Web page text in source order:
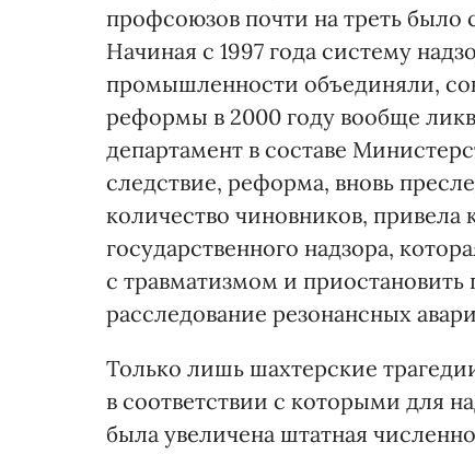
профсоюзов почти на треть было
Начиная с 1997 года систему
промышленности объединяли,
реформы в 2000 году вообще
департамент в составе
следствие, реформа, вновь
количество чиновников,
государственного надзора,
с травматизмом и
расследование резонансных
Только лишь шахтерские
в соответствии с которыми для
была увеличена штатная